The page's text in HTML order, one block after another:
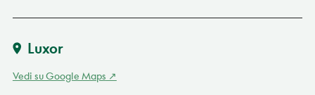
Luxor
Vedi su Google Maps